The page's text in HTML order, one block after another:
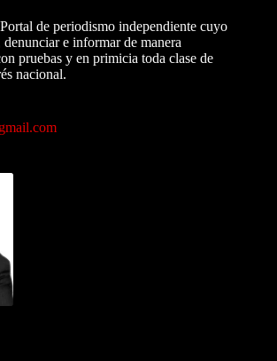
de periodismo independiente cuyo
e informar de manera
pruebas y en primicia toda clase de
nacional.